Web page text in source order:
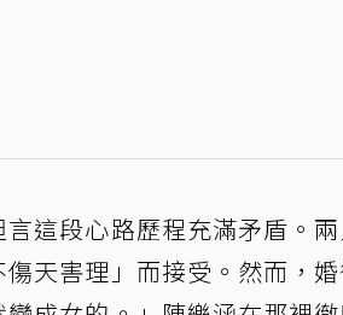
這段心路歷程充滿矛盾。
天害理」而接受。然而，